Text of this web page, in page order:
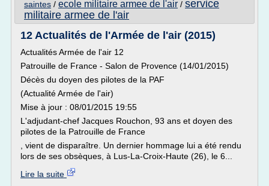
saintes / ecole militaire armee de l'air / service
militaire armee de l'air
12 Actualités de l'Armée de l'air (2015)
Actualités Armée de l'air 12
Patrouille de France - Salon de Provence (14/01/2015)
Décès du doyen des pilotes de la PAF
(Actualité Armée de l'air)
Mise à jour : 08/01/2015 19:55
L'adjudant-chef Jacques Rouchon, 93 ans et doyen des
pilotes de la Patrouille de France
, vient de disparaître. Un dernier hommage lui a été rendu
lors de ses obsèques, à Lus-La-Croix-Haute (26), le 6...
Lire la suite